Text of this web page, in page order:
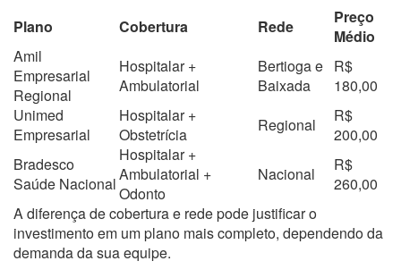
Plano Cobertura Rede
Preço
Médio
Amil
Empresarial
Regional
Hospitalar +
Ambulatorial
Bertioga e
Baixada
R$
180,00
Unimed
Empresarial
Hospitalar +
Obstetrícia
Regional
R$
200,00
Bradesco
Saúde Nacional
Hospitalar +
Ambulatorial +
Odonto
Nacional
R$
260,00
A diferença de cobertura e rede pode justificar o
investimento em um plano mais completo, dependendo da
demanda da sua equipe.